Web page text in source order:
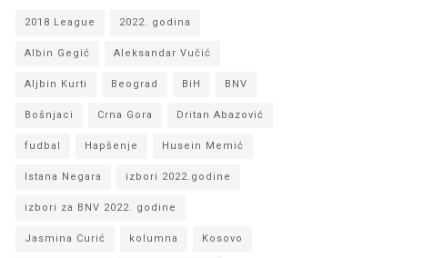
2018 League 2022. godina
Albin Gegić Aleksandar Vučić
Aljbin Kurti Beograd BiH BNV
Bošnjaci Crna Gora Dritan Abazović
fudbal Hapšenje Husein Memić
Istana Negara izbori 2022.godine
izbori za BNV 2022. godine
Jasmina Curić kolumna Kosovo